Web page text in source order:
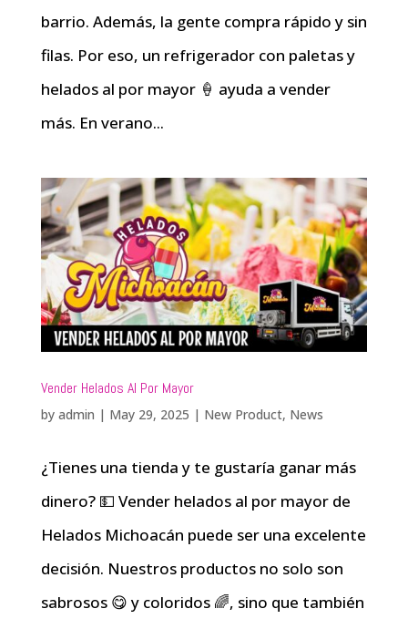
barrio. Además, la gente compra rápido y sin
filas. Por eso, un refrigerador con paletas y
helados al por mayor 🍦 ayuda a vender
más. En verano...
Vender Helados Al Por Mayor
by admin | May 29, 2025 | New Product, News
¿Tienes una tienda y te gustaría ganar más
dinero? 💵 Vender helados al por mayor de
Helados Michoacán puede ser una excelente
decisión. Nuestros productos no solo son
sabrosos 😋 y coloridos 🌈, sino que también